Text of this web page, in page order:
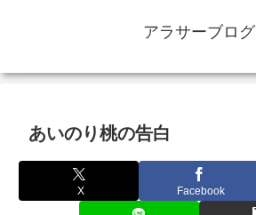
アラサーブログ
あいのり桃の告白
X Facebook